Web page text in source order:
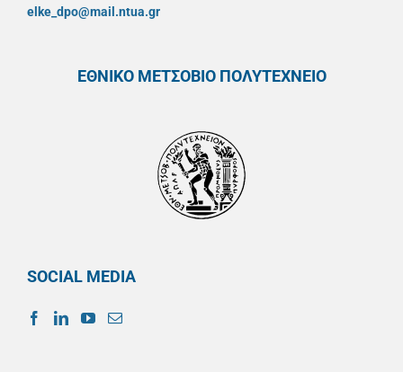
elke_dpo@mail.ntua.gr
ΕΘΝΙΚΟ ΜΕΤΣΟΒΙΟ ΠΟΛΥΤΕΧΝΕΙΟ
SOCIAL MEDIA